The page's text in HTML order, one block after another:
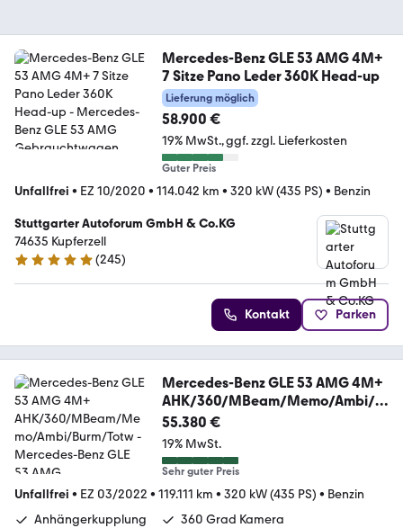
Mercedes-Benz GLE 53 AMG 4M+
7 Sitze Pano Leder 360K Head-up
Lieferung möglich
58.900 €
19% MwSt. ggf. zzgl. Lieferkosten
Guter Preis
Unfallfrei • EZ 10/2020 • 114.042 km • 320 kW (435 PS) • Benzin
Stuttgarter Autoforum GmbH & Co.KG
74635 Kupferzell
4.8 Sterne
(245)
Kontakt Parken
Mercedes-Benz GLE 53 AMG 4M+
AHK/360/MBeam/Memo/Ambi/B
urm/Totw
55.380 €
19% MwSt.
Sehr guter Preis
Unfallfrei • EZ 03/2022 • 119.111 km • 320 kW (435 PS) • Benzin
Anhängerkupplung
360 Grad Kamera